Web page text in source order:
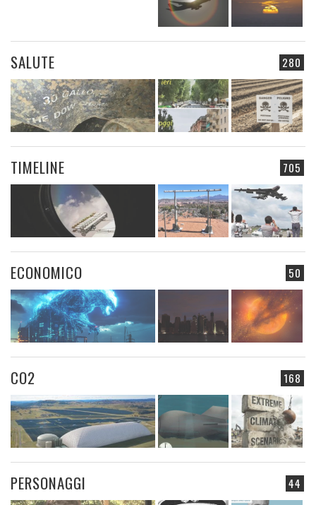
280
SALUTE
705
TIMELINE
50
ECONOMICO
168
CO2
44
PERSONAGGI